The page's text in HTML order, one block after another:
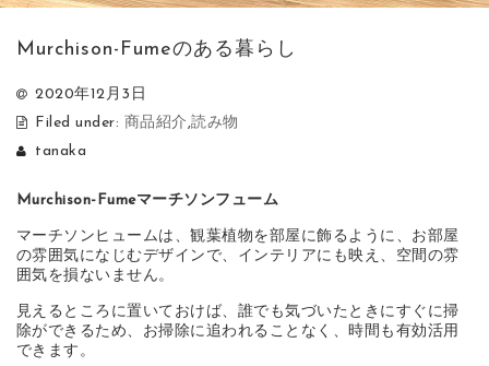
Murchison-Fumeのある暮らし
2020年12月3日
Filed under: 商品紹介,読み物
tanaka
Murchison-Fumeマーチソンフューム
マーチソンヒュームは、観葉植物を部屋に飾るように、お部屋
の雰囲気になじむデザインで、インテリアにも映え、空間の雰
囲気を損ないません。
見えるところに置いておけば、誰でも気づいたときにすぐに掃
除ができるため、お掃除に追われることなく、時間も有効活用
できます。